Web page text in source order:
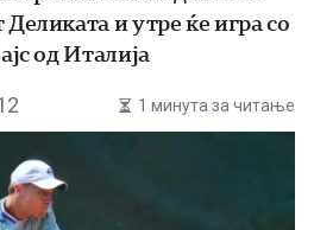
и утре ќе игра со
од Италија
1 минута за читање